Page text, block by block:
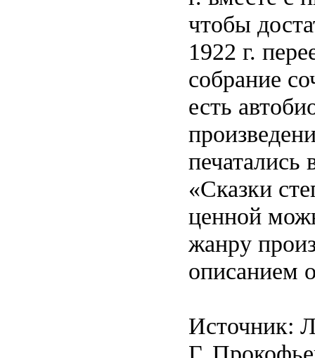
чтобы
1922 г.
собрание
есть
«Сказки
ценной
жанру
описанием
Источник: